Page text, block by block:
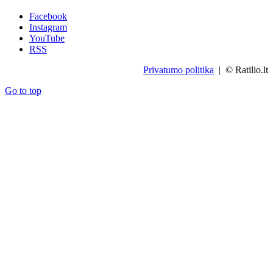
Facebook
Instagram
YouTube
RSS
Privatumo politika | © Ratilio.lt
Go to top